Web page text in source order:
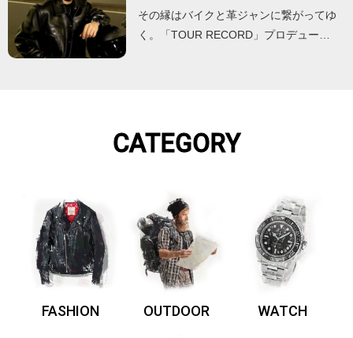
その縁はバイクと革ジャンに繋がってゆ
く。「TOUR RECORD」プロデュー…
CATEGORY
FASHION OUTDOOR WATCH